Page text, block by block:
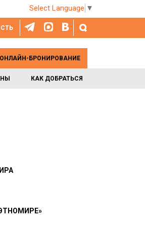
Select Language ▼
КАК ДОБРАТЬСЯ
ОНЛАЙН-БРОНИРОВАНИЕ